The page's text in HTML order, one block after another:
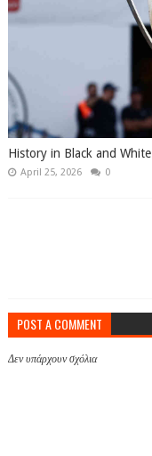
History in Black and White
April 25, 2026 0
POST A COMMENT
Δεν υπάρχουν σχόλια